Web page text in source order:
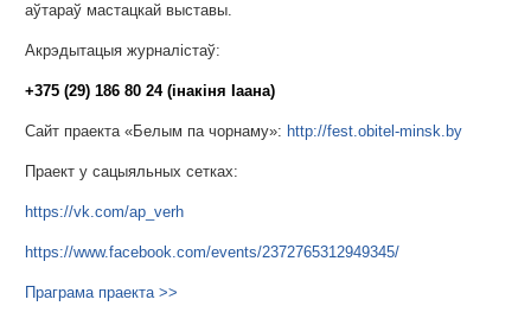
аўтараў мастацкай выставы.
Акрэдытацыя журналістаў:
+375 (29) 186 80 24 (інакіня Іаана)
Сайт праекта «Белым па чорнаму»: http://fest.obitel-minsk.by
Праект у сацыяльных сетках:
https://vk.com/ap_verh
https://www.facebook.com/events/2372765312949345/
Праграма праекта >>